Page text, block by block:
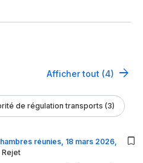
Afficher tout (4)
de régulation transports (3)
réunies, 18 mars 2026,
Rejet